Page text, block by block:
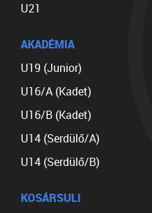
U21
AKADÉMIA
U19 (Junior)
U16/A (Kadet)
U16/B (Kadet)
U14 (Serdülő/A)
U14 (Serdülő/B)
KOSÁRSULI